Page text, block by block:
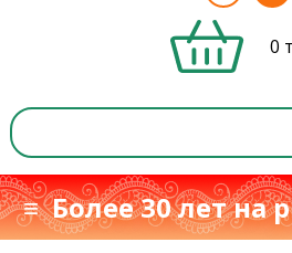
0
≡ Более 30 лет на